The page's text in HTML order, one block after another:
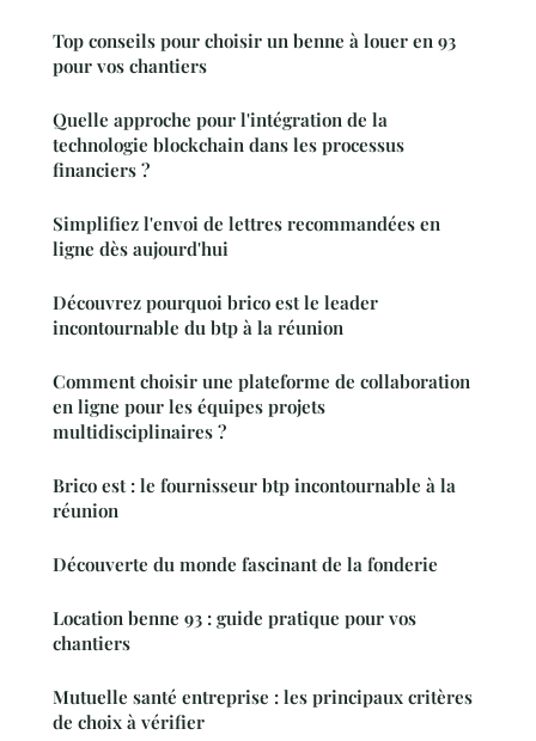
Top conseils pour choisir un benne à louer en 93
pour vos chantiers
Quelle approche pour l'intégration de la
technologie blockchain dans les processus
financiers ?
Simplifiez l'envoi de lettres recommandées en
ligne dès aujourd'hui
Découvrez pourquoi brico est le leader
incontournable du btp à la réunion
Comment choisir une plateforme de collaboration
en ligne pour les équipes projets
multidisciplinaires ?
Brico est : le fournisseur btp incontournable à la
réunion
Découverte du monde fascinant de la fonderie
Location benne 93 : guide pratique pour vos
chantiers
Mutuelle santé entreprise : les principaux critères
de choix à vérifier